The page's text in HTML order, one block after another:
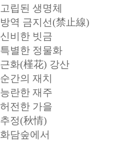
고립된 생명체
방역 금지선(禁止線)
신비한 빗금
특별한 정물화
근화(槿花) 강산
순간의 재치
능란한 재주
허전한 가을
추정(秋情)
화담숲에서